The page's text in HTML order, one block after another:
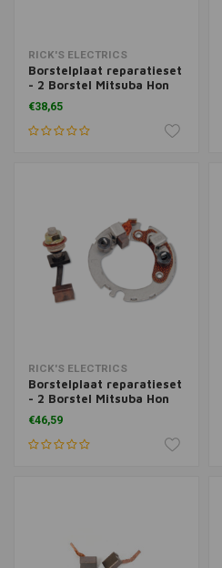
RICK'S ELECTRICS
Borstelplaat reparatieset
- 2 Borstel Mitsuba Hon
87-90 CBR600 Kaw 82-02
KZ1000P Politie Suz 84-
85 GS700E 84-85
€38,65
RICK'S ELECTRICS
Borstelplaat reparatieset
- 2 Borstel Mitsuba Hon
99-06 CBR600F4i 03-06
CBR600RR 02-03
CBR954RR 954cc Kaw 08-
€46,59